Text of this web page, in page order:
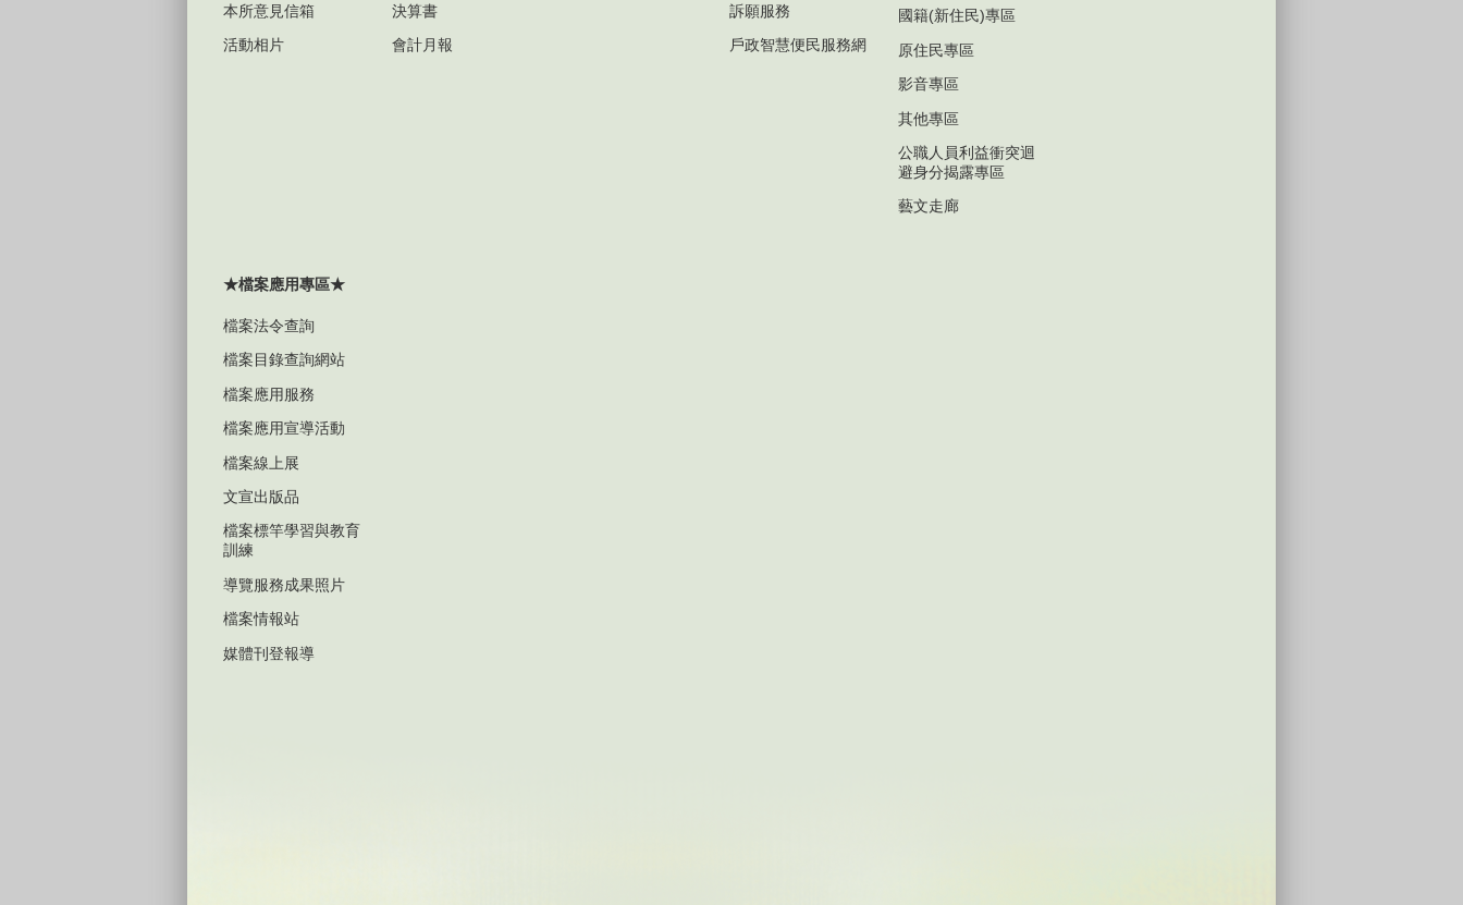
本所意見信箱
活動相片
決算書
會計月報
訴願服務
戶政智慧便民服務網
國籍(新住民)專區
原住民專區
影音專區
其他專區
公職人員利益衝突迴
避身分揭露專區
藝文走廊
★檔案應用專區★
檔案法令查詢
檔案目錄查詢網站
檔案應用服務
檔案應用宣導活動
檔案線上展
文宣出版品
檔案標竿學習與教育
訓練
導覽服務成果照片
檔案情報站
媒體刊登報導